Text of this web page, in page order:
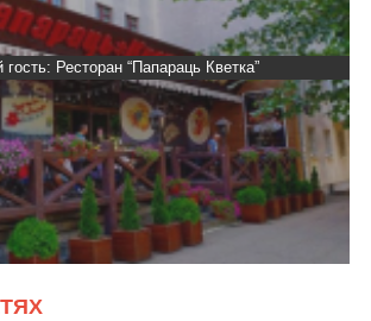
гость: Ресторан “Папараць Кветка”